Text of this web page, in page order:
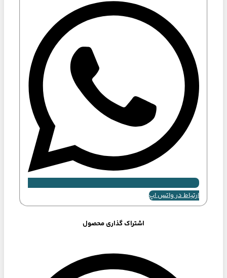
ارتباط در واتس اپ
اشتراک گذاری محصول